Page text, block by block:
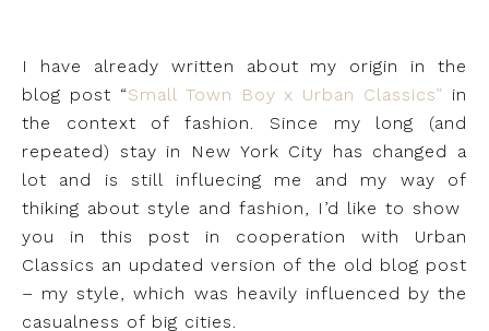
I have already written about my origin in the
blog post “Small Town Boy x Urban Classics” in
the context of fashion. Since my long (and
repeated) stay in New York City has changed a
lot and is still influecing me and my way of
thiking about style and fashion, I’d like to show
you in this post in cooperation with Urban
Classics an updated version of the old blog post
– my style, which was heavily influenced by the
casualness of big cities.